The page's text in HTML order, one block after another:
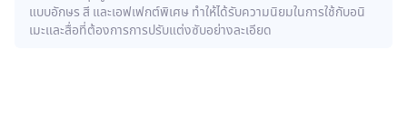
แบบอักษร สี และเอฟเฟกต์พิเศษ ทำให้ได้รับความนิยมในการใช้กับอนิ
เมะและสื่อที่ต้องการการปรับแต่งซับอย่างละเอียด